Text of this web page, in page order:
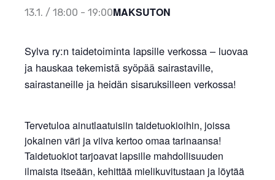
13.1. / 18:00 - 19:00MAKSUTON
Sylva ry:n taidetoiminta lapsille verkossa – luovaa
ja hauskaa tekemistä syöpää sairastaville,
sairastaneille ja heidän sisaruksilleen verkossa!
Tervetuloa ainutlaatuisiin taidetuokioihin, joissa
jokainen väri ja viiva kertoo omaa tarinaansa!
Taidetuokiot tarjoavat lapsille mahdollisuuden
ilmaista itseään, kehittää mielikuvitustaan ja löytää